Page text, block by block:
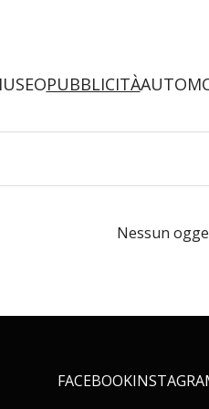
PUBBLICITÀ
Nessun
FACEBOOK